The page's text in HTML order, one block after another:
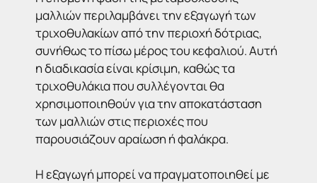
μαλλιών περιλαμβάνει την εξαγωγή των
τριχοθυλακίων από την περιοχή δότριας,
συνήθως το πίσω μέρος του κεφαλιού. Αυτή
η διαδικασία είναι κρίσιμη, καθώς τα
τριχοθυλάκια που συλλέγονται θα
χρησιμοποιηθούν για την αποκατάσταση
των μαλλιών στις περιοχές που
παρουσιάζουν αραίωση ή φαλάκρα.
Η εξαγωγή μπορεί να πραγματοποιηθεί με